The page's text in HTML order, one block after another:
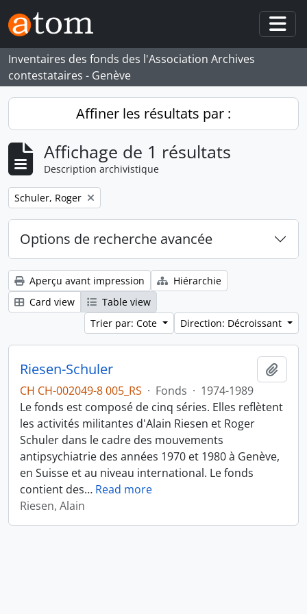
Skip to main content
Inventaires des fonds des l'Association Archives
contestataires - Genève
Affiner les résultats par :
Affichage de 1 résultats
Description archivistique
Remove filter:
Schuler, Roger
Options de recherche avancée
Aperçu avant impression
Hiérarchie
Card view
Table view
Trier par: Cote
Direction: Décroissant
Riesen-Schuler
CH CH-002049-8 005_RS · Fonds · 1974-1989
Le fonds est composé de cinq séries. Elles reflètent
les activités militantes d'Alain Riesen et Roger
Schuler dans le cadre des mouvements
antipsychiatrie des années 1970 et 1980 à Genève,
en Suisse et au niveau international. Le fonds
contient des… Read more
Riesen, Alain